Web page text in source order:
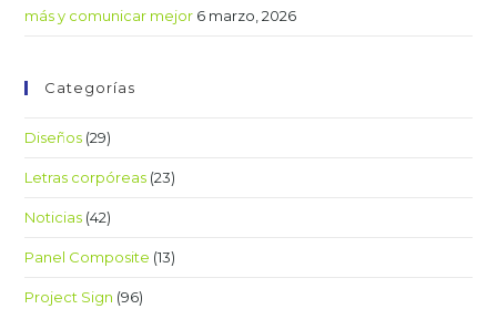
más y comunicar mejor 6 marzo, 2026
Categorías
Diseños (29)
Letras corpóreas (23)
Noticias (42)
Panel Composite (13)
Project Sign (96)